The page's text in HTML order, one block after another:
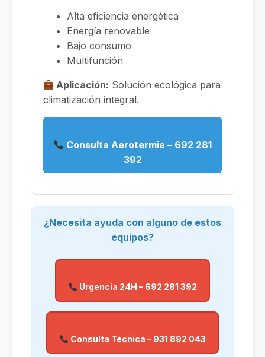
Alta eficiencia energética
Energía renovable
Bajo consumo
Multifunción
Aplicación: Solución ecológica para
climatización integral.
Consulta Aerotermia – 692 281
392
¿Necesita ayuda con alguno de estos
equipos?
Urgencia 24H – 692 281 392
Consulta Técnica – 931 892 043